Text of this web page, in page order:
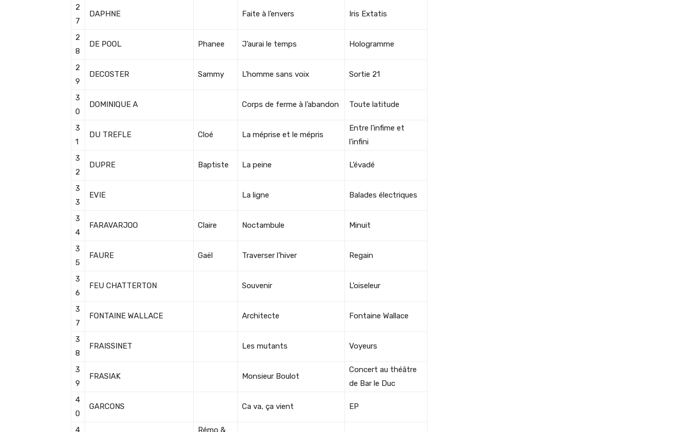
2
7
DAPHNE Faite à l’envers Iris Extatis
2
8
DE POOL Phanee J’aurai le temps Hologramme
2
9
DECOSTER Sammy L’homme sans voix Sortie 21
3
0
DOMINIQUE A Corps de ferme à l’abandon Toute latitude
3
1
DU TREFLE Cloé La méprise et le mépris
Entre l’infime et
l’infini
3
2
DUPRE Baptiste La peine L’évadé
3
3
EVIE La ligne Balades électriques
3
4
FARAVARJOO Claire Noctambule Minuit
3
5
FAURE Gaël Traverser l’hiver Regain
3
6
FEU CHATTERTON Souvenir L’oiseleur
3
7
FONTAINE WALLACE Architecte Fontaine Wallace
3
8
FRAISSINET Les mutants Voyeurs
3
9
FRASIAK Monsieur Boulot
Concert au théâtre
de Bar le Duc
4
0
GARCONS Ca va, ça vient EP
4 Rémo &